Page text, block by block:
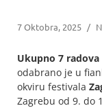
7 Oktobra, 2025 /
Ukupno 7
odabrano je u
okviru festivala
Zagrebu od 9. do